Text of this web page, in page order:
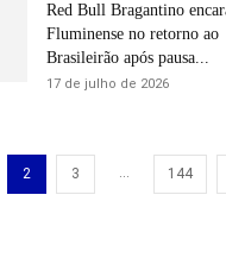
Red Bull Bragantino
Fluminense no retorno ao
Brasileirão após pausa...
17 de julho de 2026
2 3 ... 144